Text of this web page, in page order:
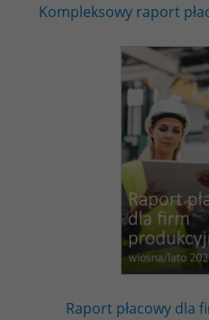
Kompleksowy raport
Raport płacowy dla